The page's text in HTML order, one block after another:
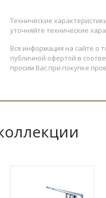
Технические
уточняйте технические
Вся информация на сайте о
публичной офертой в
просим Вас при покупке